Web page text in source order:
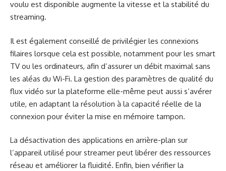
voulu est disponible augmente la vitesse et la stabilité du
streaming.
Il est également conseillé de privilégier les connexions
filaires lorsque cela est possible, notamment pour les smart
TV ou les ordinateurs, afin d’assurer un débit maximal sans
les aléas du Wi-Fi. La gestion des paramètres de qualité du
flux vidéo sur la plateforme elle-même peut aussi s’avérer
utile, en adaptant la résolution à la capacité réelle de la
connexion pour éviter la mise en mémoire tampon.
La désactivation des applications en arrière-plan sur
l’appareil utilisé pour streamer peut libérer des ressources
réseau et améliorer la fluidité. Enfin, bien vérifier la